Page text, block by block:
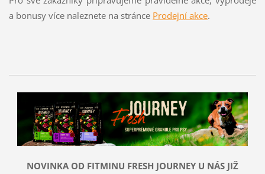
a bonusy více naleznete na stránce Prodejní akce.
NOVINKA OD FITMINU FRESH JOURNEY U NÁS JIŽ